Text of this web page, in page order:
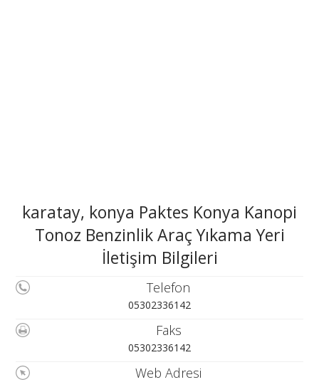
karatay, konya Paktes Konya Kanopi
Tonoz Benzinlik Araç Yıkama Yeri
İletişim Bilgileri
Telefon
05302336142
Faks
05302336142
Web Adresi